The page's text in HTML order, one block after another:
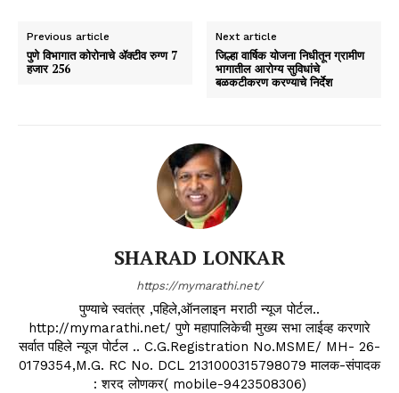
Previous article
पुणे विभागात कोरोनाचे ॲक्टीव रुग्ण 7
हजार 256
Next article
जिल्हा वार्षिक योजना निधीतून ग्रामीण
भागातील आरोग्य सुविधांचे
बळकटीकरण करण्याचे निर्देश
SHARAD LONKAR
https://mymarathi.net/
पुण्याचे स्वतंत्र ,पहिले,ऑनलाइन मराठी न्यूज पोर्टल..
http://mymarathi.net/ पुणे महापालिकेची मुख्य सभा लाईव्ह करणारे
सर्वात पहिले न्यूज पोर्टल .. C.G.Registration No.MSME/ MH- 26-
0179354,M.G. RC No. DCL 2131000315798079 मालक-संपादक
: शरद लोणकर( mobile-9423508306)